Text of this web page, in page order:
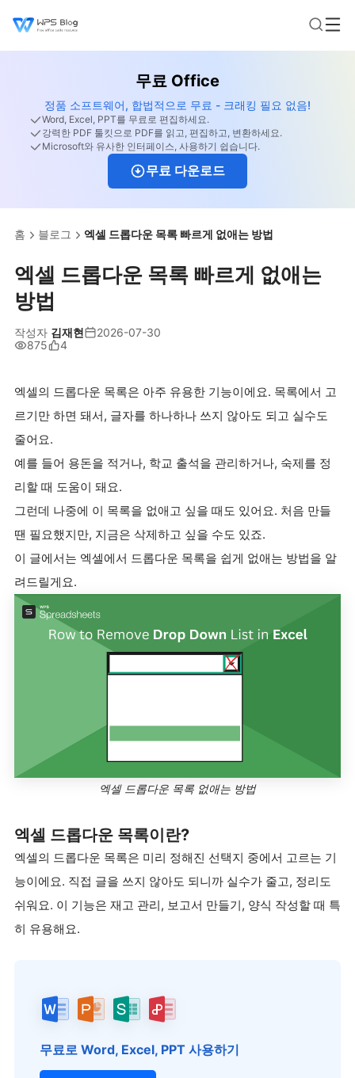
무료 Office
정품 소프트웨어, 합법적으로 무료 - 크래킹 필요 없음!
Word, Excel, PPT를 무료로 편집하세요.
강력한 PDF 툴킷으로 PDF를 읽고, 편집하고, 변환하세요.
Microsoft와 유사한 인터페이스, 사용하기 쉽습니다.
무료 다운로드
홈 블로그 엑셀 드롭다운 목록 빠르게 없애는 방법
엑셀 드롭다운 목록 빠르게 없애는
방법
작성자 김재현
2026-07-30
875
4
엑셀의 드롭다운 목록은 아주 유용한 기능이에요. 목록에서 고
르기만 하면 돼서, 글자를 하나하나 쓰지 않아도 되고 실수도
줄어요.
예를 들어 용돈을 적거나, 학교 출석을 관리하거나, 숙제를 정
리할 때 도움이 돼요.
그런데 나중에 이 목록을 없애고 싶을 때도 있어요. 처음 만들
땐 필요했지만, 지금은 삭제하고 싶을 수도 있죠.
이 글에서는 엑셀에서 드롭다운 목록을 쉽게 없애는 방법을 알
려드릴게요.
엑셀 드롭다운 목록 없애는 방법
엑셀 드롭다운 목록이란?
엑셀의 드롭다운 목록은 미리 정해진 선택지 중에서 고르는 기
능이에요. 직접 글을 쓰지 않아도 되니까 실수가 줄고, 정리도
쉬워요. 이 기능은 재고 관리, 보고서 만들기, 양식 작성할 때 특
히 유용해요.
무료로 Word, Excel, PPT 사용하기